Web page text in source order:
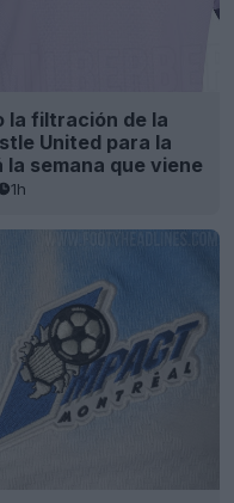
la filtración de la
United para la
semana que viene
1h